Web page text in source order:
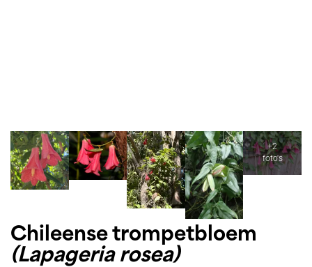
Chileense trompetbloem
(Lapageria rosea)